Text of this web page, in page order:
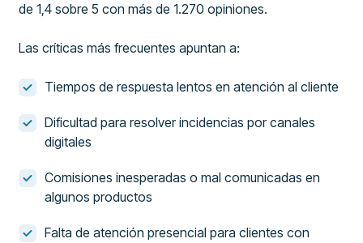
de 1,4 sobre 5 con más de 1.270 opiniones.
Las críticas más frecuentes apuntan a:
Tiempos de respuesta lentos en atención al cliente
Dificultad para resolver incidencias por canales
digitales
Comisiones inesperadas o mal comunicadas en
algunos productos
Falta de atención presencial para clientes con